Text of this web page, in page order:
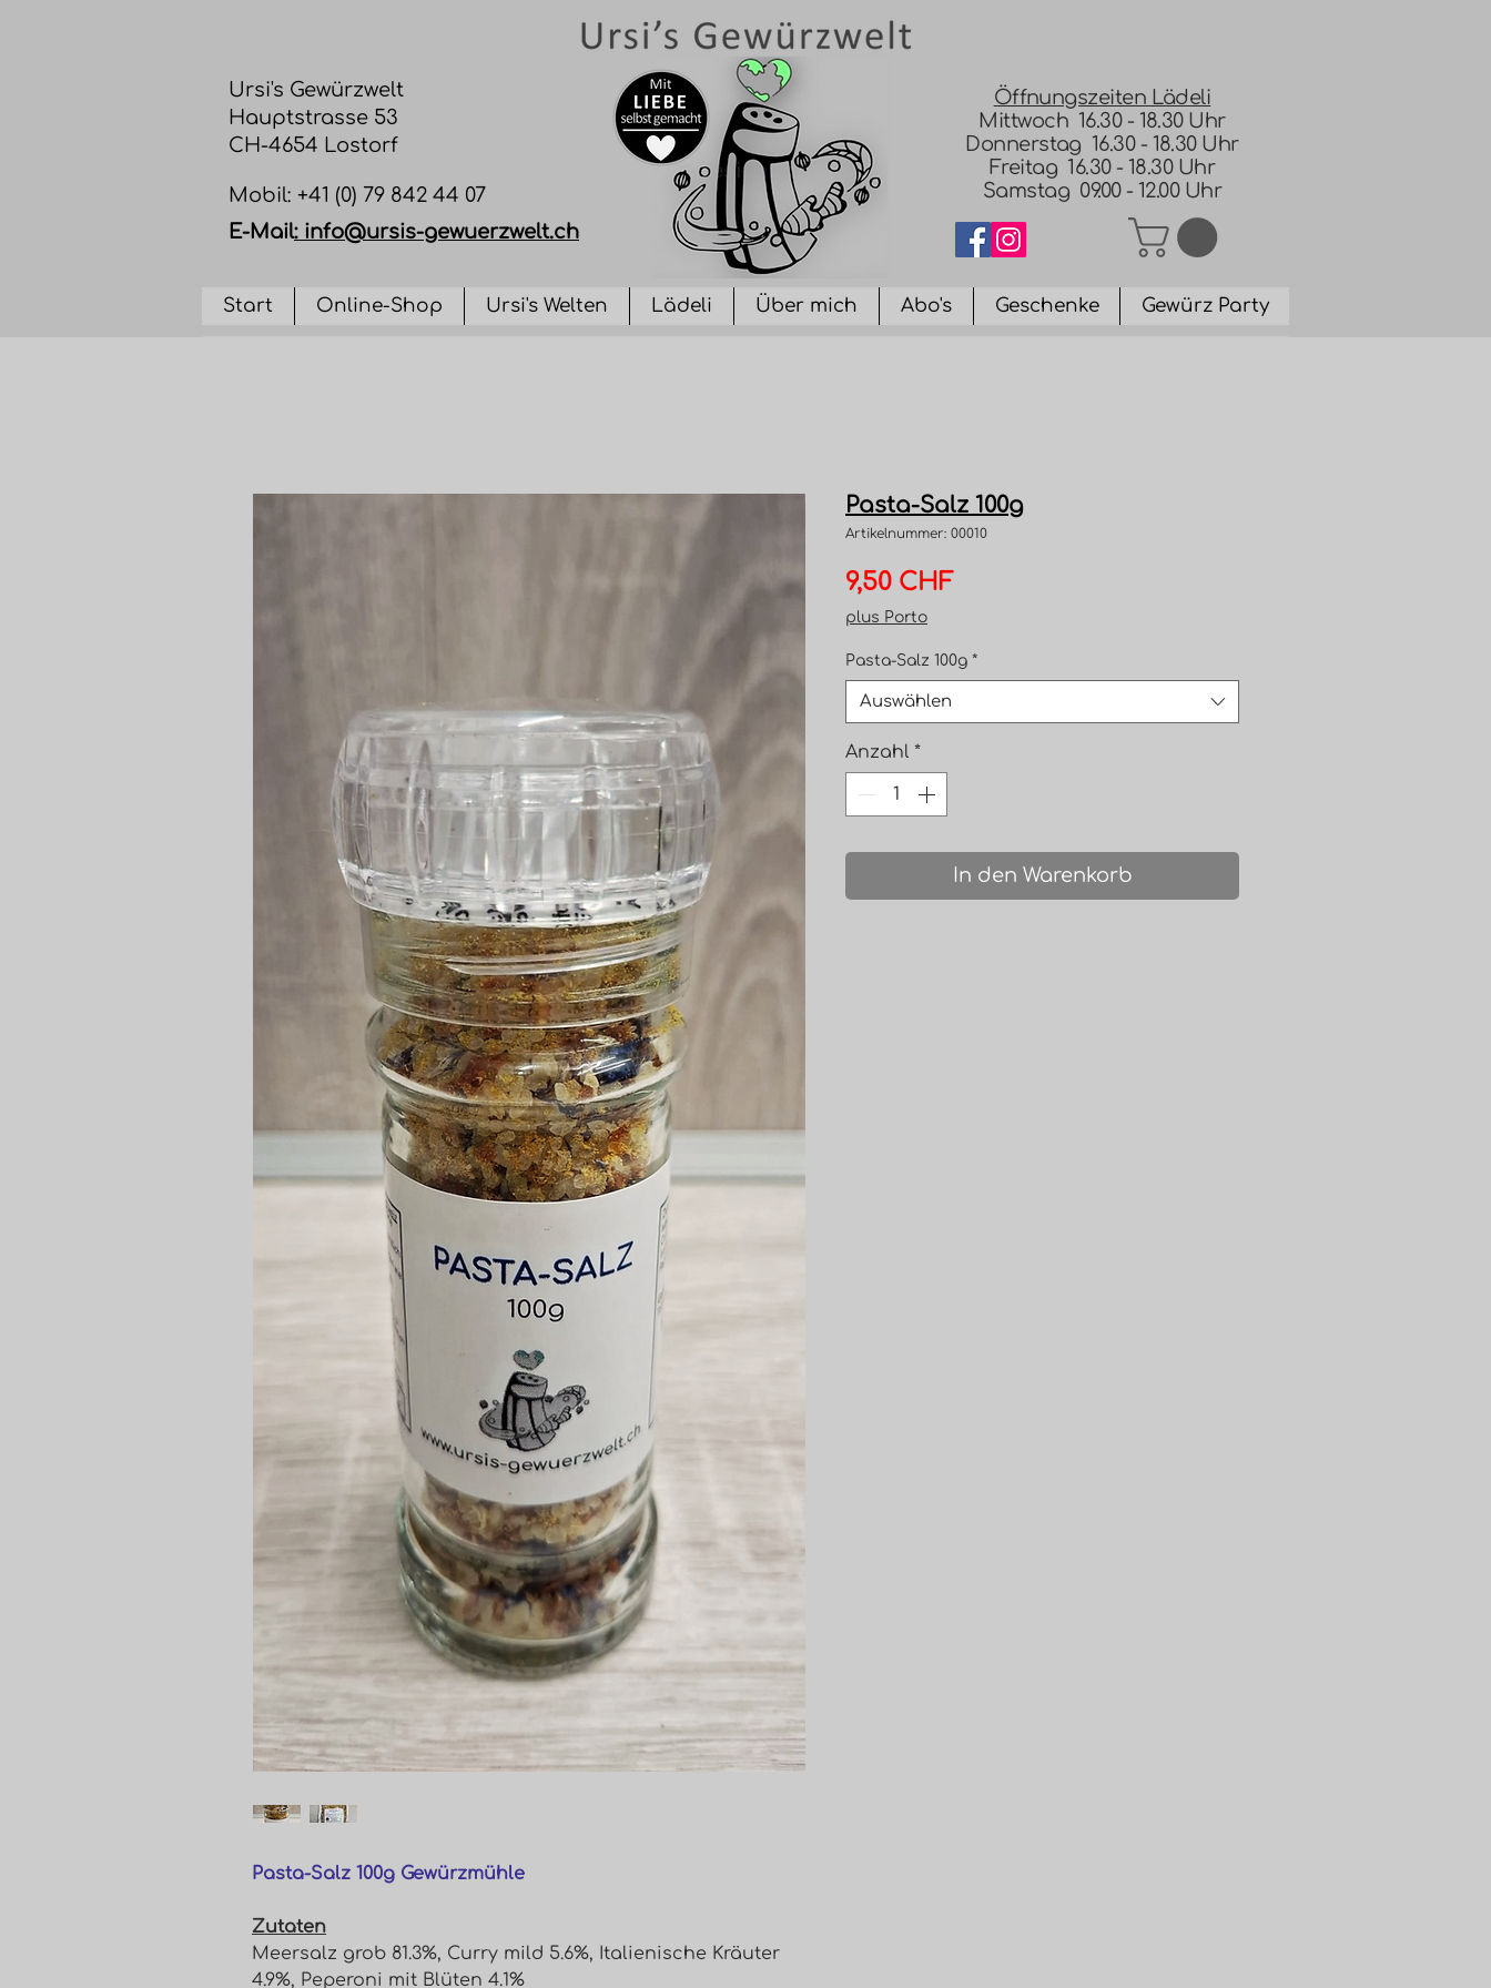
Ursi's Gewürzwelt
Hauptstrasse 53
CH-4654 Lostorf
​Mobil: +41 (0) 79 842 44 07
E-Mail: info@ursis-gewuerzwelt.ch
Öffnungszeiten Lädeli
Mittwoch 16.30 - 18.30 Uhr
Donnerstag 16.30 - 18.30 Uhr
Freitag 16.30 - 18.30 Uhr
Samstag 09.00 - 12.00 Uhr
Start Online-Shop Ursi's Welten Lädeli Über mich Abo's Geschenke Gewürz Party
Pasta-Salz 100g Gewürzmühle
Zutaten
Meersalz grob 81.3%, Curry mild 5.6%, Italienische Kräuter
4.9%, Peperoni mit Blüten 4.1%
Pasta-Salz 100g
Artikelnummer: 00010
9,50 CHFPreis
plus Porto
Pasta-Salz 100g *
Auswählen
Anzahl *
In den Warenkorb